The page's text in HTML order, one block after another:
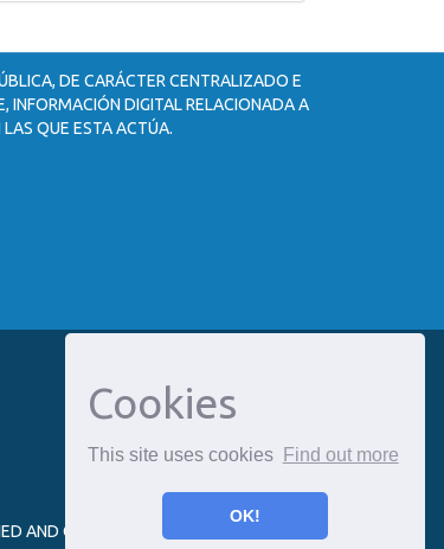
Cookies
This site uses cookies Find out more
OK!
DE CARÁCTER CENTRALIZADO E
INFORMACIÓN DIGITAL RELACIONADA A
QUE ESTA ACTÚA.
AND OPTIMIZED BY